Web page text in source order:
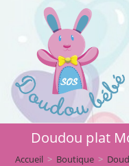
Doudou plat
Accueil > Boutique >